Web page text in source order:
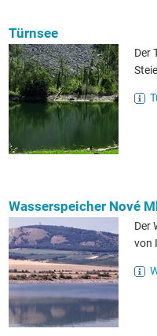
Türnsee
Der
Wasserspeicher Nové
Der
von